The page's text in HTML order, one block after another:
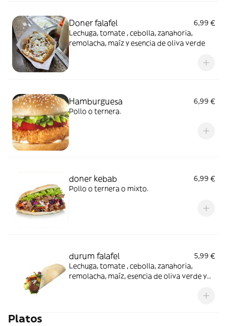
Doner falafel
6,99 €
Lechuga, tomate , cebolla, zanahoria,
remolacha, maíz y esencia de oliva verde
Hamburguesa
6,99 €
Pollo o ternera.
doner kebab
6,99 €
Pollo o ternera o mixto.
durum falafel
5,99 €
Lechuga, tomate , cebolla, zanahoria,
remolacha, maíz, esencia de oliva verde y
Platos